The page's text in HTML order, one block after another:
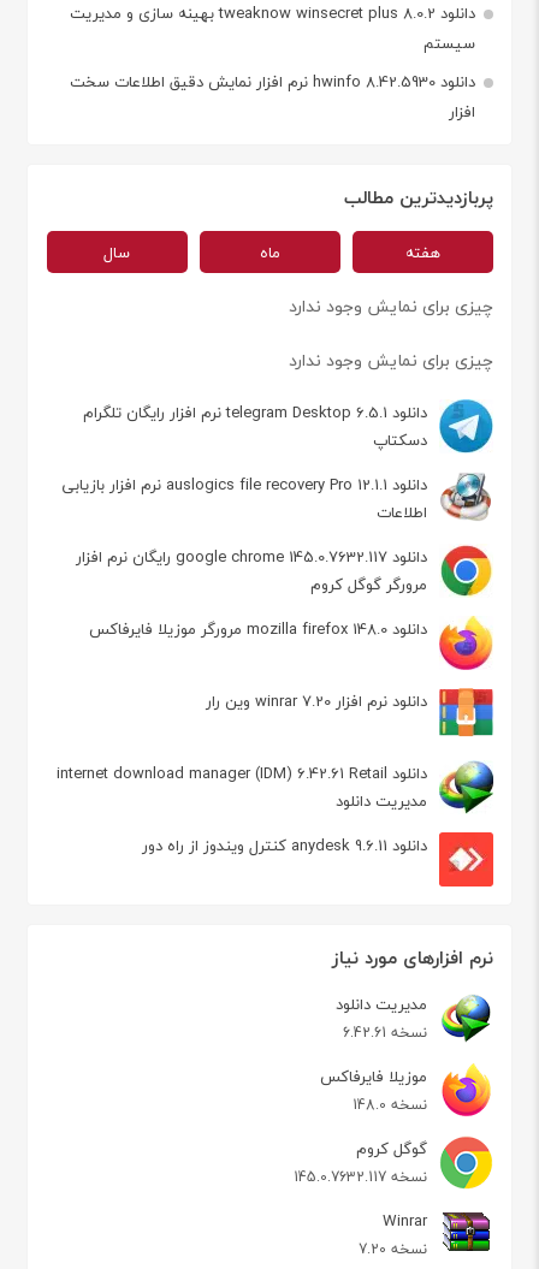
دانلود tweaknow winsecret plus 8.0.2 بهینه سازی و مدیریت
سیستم
دانلود hwinfo 8.42.5930 نرم افزار نمایش دقیق اطلاعات سخت
افزار
پربازدیدترین مطالب
هفته ماه سال
چیزی برای نمایش وجود ندارد
چیزی برای نمایش وجود ندارد
دانلود telegram Desktop 6.5.1 نرم افزار رایگان تلگرام
دسکتاپ
دانلود auslogics file recovery Pro 12.1.1 نرم افزار بازیابی
اطلاعات
دانلود google chrome 145.0.7632.117 رایگان نرم افزار
مرورگر گوگل کروم
دانلود mozilla firefox 148.0 مرورگر موزیلا فایرفاکس
دانلود نرم افزار winrar 7.20 وین رار
دانلود internet download manager (IDM) 6.42.61 Retail
مدیریت دانلود
دانلود anydesk 9.6.11 کنترل ویندوز از راه دور
نرم افزارهای مورد نیاز
مدیریت دانلود
نسخه 6.42.61
موزیلا فایرفاکس
نسخه 148.0
گوگل کروم
نسخه 145.0.7632.117
Winrar
نسخه 7.20